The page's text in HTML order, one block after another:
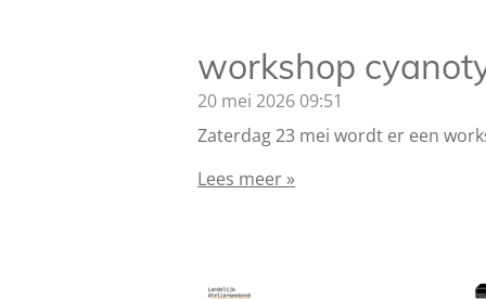
workshop
20 mei 2026 09:51
Zaterdag 23 mei wordt er een
Lees meer »